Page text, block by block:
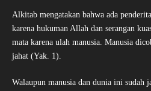
Alkitab mengatakan bahwa ada
karena hukuman Allah dan serangan
mata karena ulah manusia. Manusia
jahat (Yak. 1).
Walaupun manusia dan dunia ini sudah